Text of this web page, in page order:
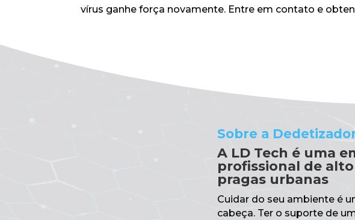
vírus ganhe força novamente. Entre em contato e
Sobre a
A LD Tech é uma
profissional de
pragas urbanas
Cuidar do seu ambiente é
cabeça. Ter o suporte de